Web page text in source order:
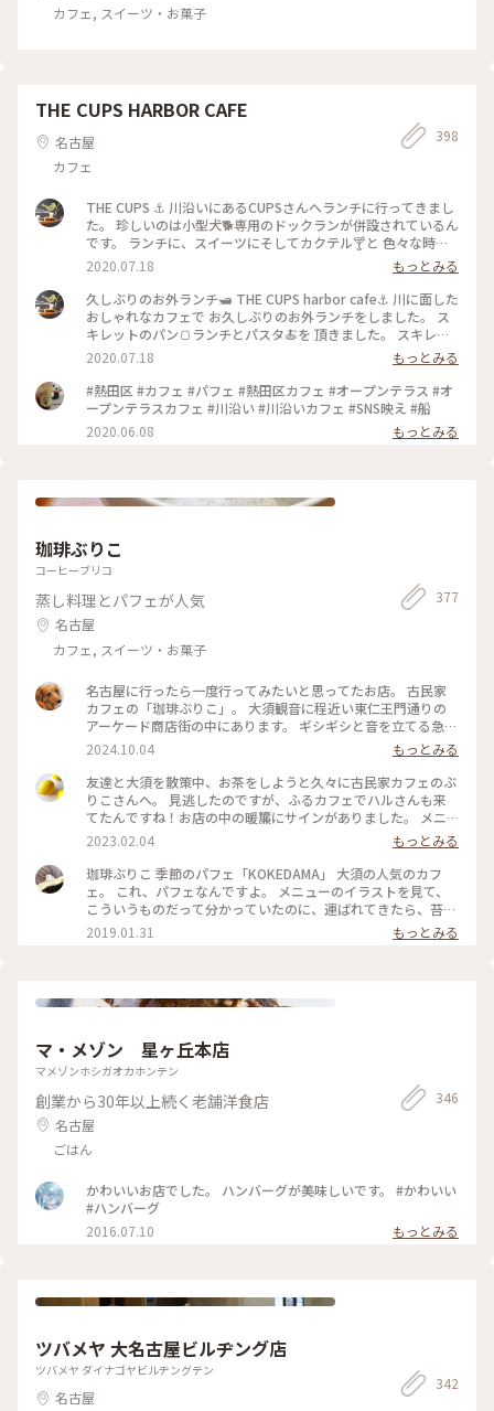
カフェ, スイーツ・お菓子
THE CUPS HARBOR CAFE
名古屋
カフェ
398
THE CUPS ⚓️ 川沿いにあるCUPSさんへランチに行ってきまし
た。 珍しいのは小型犬🐕専用のドックランが併設されているん
です。 ランチに、スイーツにそしてカクテル🍸と 色々な時間
帯に利用できるおしゃれcafeです。 次回はスイーツをたべに
行きたいです。 ちっちゃなカヌレが気になりました😊 #名古屋
#CUPS #堀川#harbor
2020.07.18
もっとみる
久しぶりのお外ランチ🛥 THE CUPS harbor cafe⚓️ 川に面した
おしゃれなカフェで お久しぶりのお外ランチをしました。 ス
キレットのパン🍞ランチとパスタ🍝を 頂きました。 スキレッ
トパンは大好きなチーズフォンデュ🧀を選びました！ 熱々の
スキレットには手ちぎりできるふわっふわのパンの真ん中にチ
ーズがたっぷり😋 お天気は晴天☀️とはいかずでしたが、 川辺
でのランチは解放的でコロナ対策にも バッチリ👌でした。 お
いしかったー😊 #名古屋#堀川#CUPS#スキレット #お外でラン
チ
2020.07.18
もっとみる
#熱田区 #カフェ #パフェ #熱田区カフェ #オープンテラス #オ
ープンテラスカフェ #川沿い #川沿いカフェ #SNS映え #船
2020.06.08
もっとみる
珈琲ぶりこ
コーヒーブリコ
蒸し料理とパフェが人気
名古屋
カフェ, スイーツ・お菓子
377
名古屋に行ったら一度行ってみたいと思ってたお店。 古民家
カフェの「珈琲ぶりこ」。 大須観音に程近い東仁王門通りの
アーケード商店街の中にあります。 ギシギシと音を立てる急な
階段を登って行くと仕切りごとに雰囲気の異なるレトロなお部
屋が並んでいました。 そうそう、この感じ♪ 大好きな「ふる
カフェ系 ハルさんの休日」で何度も見たやつ☺️ 隅から隅ま
で見たかったけど人気の店内はお客さんでいっぱいでした☕️ #
クラシカルな街 #ふるカフェ #名古屋
2024.10.04
もっとみる
友達と大須を散策中、お茶をしようと久々に古民家カフェのぶ
りこさんへ。 見逃したのですが、ふるカフェでハルさんも来
てたんですね！お店の中の暖簾にサインがありました。 メニ
ューの箱庭みたいな写真に惹かれてチーズケーキとコーヒーに
しました。 実物はなめらかなチーズケーキの上にサクサクの
クッキー？と抹茶がかかっていて苔むしたお庭みたいな…なん
だか侘び寂びを感じます。 真ん中のベリーもアクセントになっ
て美味しかったです♪ #名古屋 #大須 #上前津 #おやつ #チーズ
ケーキ #コーヒー #古民家カフェ #ファンタジーの世界 #Myこ
とりっぷ
2023.02.04
もっとみる
珈琲ぶりこ 季節のパフェ「KOKEDAMA」 大須の人気のカフ
ェ。 これ、パフェなんですよ。 メニューのイラストを見て、
こういうものだって分かっていたのに、運ばれてきたら、苔玉
という名前そのものの見た目に笑ってしまいました😆 友達と
まったり。 古民家カフェで雰囲気も素敵です。 #名古屋 #大須
2019.01.31 もっとみる
マ・メゾン 星ヶ丘本店
マメゾンホシガオカホンテン
創業から30年以上続く老舗洋食店
名古屋
ごはん
346
かわいいお店でした。 ハンバーグが美味しいです。 #かわいい
#ハンバーグ
2016.07.10
もっとみる
ツバメヤ 大名古屋ビルヂング店
ツバメヤ ダイナゴヤビルヂングテン
名古屋
342